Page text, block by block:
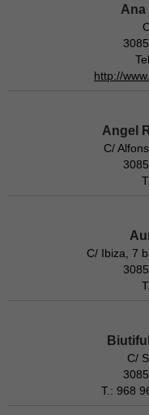
Ana
http://
Angel
C/
C/ Ibiza, 7
C/
T.: 968